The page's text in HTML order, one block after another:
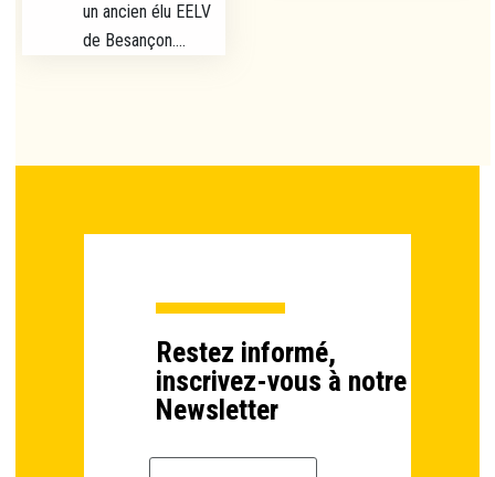
un ancien élu EELV
de Besançon....
Restez informé,
inscrivez-vous à notre
Newsletter